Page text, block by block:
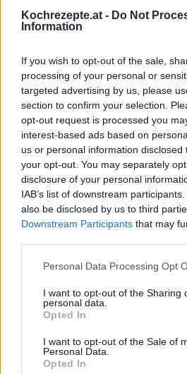
Kochrezepte.at - Do Not
Information
If you wish to opt-out of the sale,
processing of your personal or
targeted advertising by us, please
section to confirm your selection.
opt-out request is processed you
interest-based ads based on
us or personal information
your opt-out. You may separately
disclosure of your personal
IAB’s list of downstream
also be disclosed by us to third
Downstream Participants that may
Personal Data Processing Opt
I want to opt-out of the Sharing
personal data.
Opted In
I want to opt-out of the Sale of
Personal Data.
Opted In
Gekochtes Selchfleisch
BBQ-Spareribs aus dem
Gefüllter Schweinebauch
Leicht
Pulled Pork aus dem
Schweinsfischerl in
Leicht
Marinierte Schopfsteaks
Leicht